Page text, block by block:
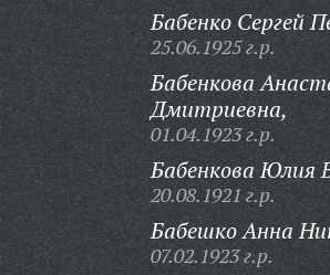
Бабенко Сергей
25.06.1925 г.р.
Бабенкова
Дмитриевна,
01.04.1923 г.р.
Бабенкова Юлия
20.08.1921 г.р.
Бабешко Анна
07.02.1923 г.р.